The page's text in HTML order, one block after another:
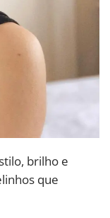
brilho e
que